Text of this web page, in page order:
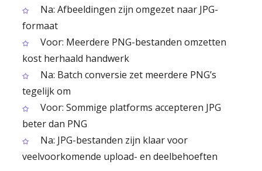
Na: Afbeeldingen zijn omgezet naar JPG-
formaat
Voor: Meerdere PNG-bestanden omzetten
kost herhaald handwerk
Na: Batch conversie zet meerdere PNG’s
tegelijk om
Voor: Sommige platforms accepteren JPG
beter dan PNG
Na: JPG-bestanden zijn klaar voor
veelvoorkomende upload- en deelbehoeften